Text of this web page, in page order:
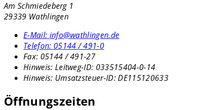
Am Schmiedeberg 1
29339 Wathlingen
E-Mail: info@wathlingen.de
Telefon: 05144 / 491-0
Fax: 05144 / 491-27
Hinweis: Leitweg-ID: 033515404-0-14
Hinweis: Umsatzsteuer-ID: DE115120633
Öffnungszeiten